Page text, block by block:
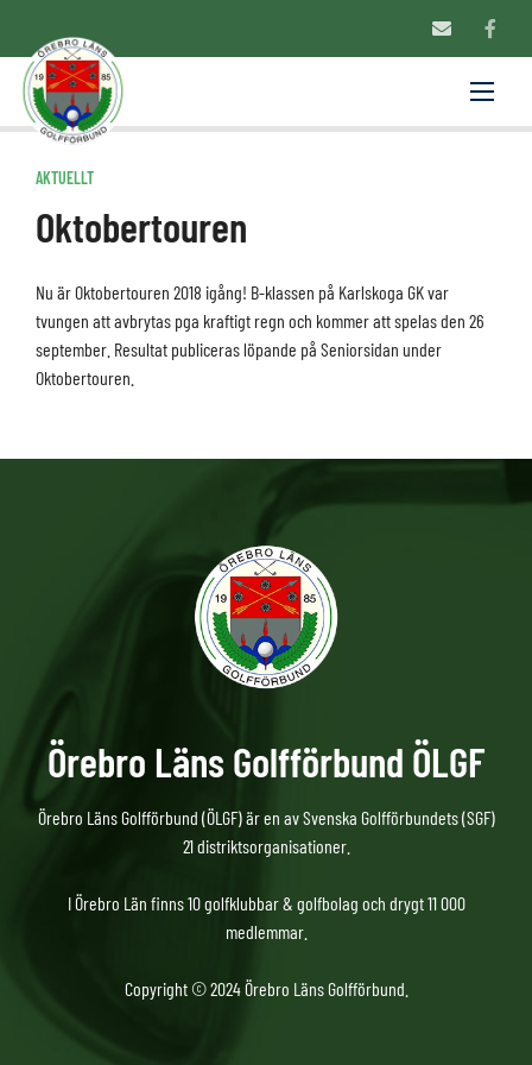
AKTUELLT
Oktobertouren
Nu är Oktobertouren 2018 igång! B-klassen på Karlskoga GK var
tvungen att avbrytas pga kraftigt regn och kommer att spelas den 26
september. Resultat publiceras löpande på Seniorsidan under
Oktobertouren.
Örebro Läns Golfförbund ÖLGF
Örebro Läns Golfförbund (ÖLGF) är en av Svenska Golfförbundets (SGF)
21 distriktsorganisationer.
I Örebro Län finns 10 golfklubbar & golfbolag och drygt 11 000
medlemmar.
Copyright © 2024 Örebro Läns Golfförbund.